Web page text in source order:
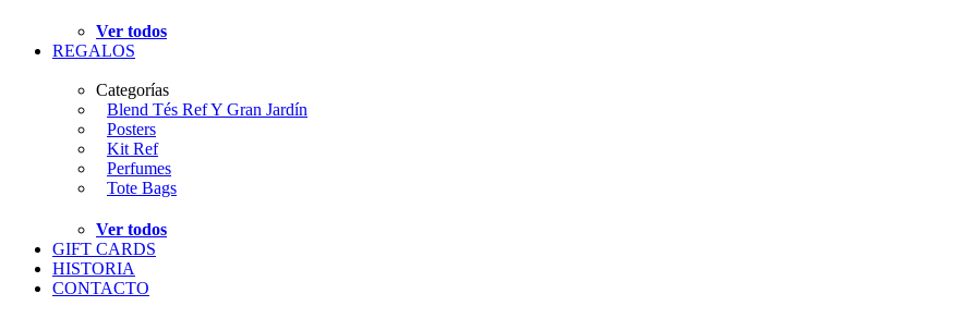
Ver todos
REGALOS
Categorías
Blend Tés Ref Y Gran Jardín
Posters
Kit Ref
Perfumes
Tote Bags
Ver todos
GIFT CARDS
HISTORIA
CONTACTO